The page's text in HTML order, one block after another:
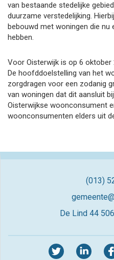
van bestaande stedelijke
duurzame verstedelijking.
bebouwd met woningen die nu
hebben.
Voor Oisterwijk is op 6 oktober
De hoofddoelstelling van het
zorgdragen voor een zodanig
van woningen dat dit aansluit
Oisterwijkse woonconsument
woonconsumenten elders uit
(013)
De Lind 44